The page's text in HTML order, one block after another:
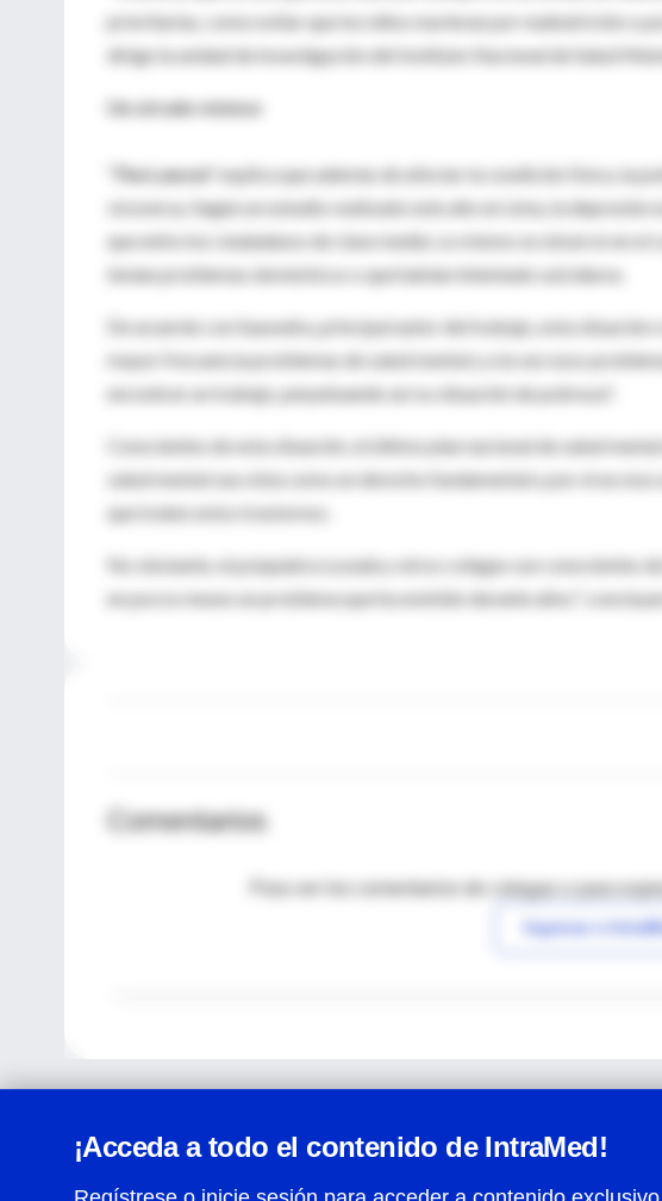
prioritarias, como evitar que los niños murieran por malnutrición o
dirige la unidad de investigación del Instituto Nacional de Salud
Un círculo vicioso
'The Lancet'
explica que además de afectar la condición física, la
viceversa. Según un estudio realizado este año en Lima, la
que entre los ciudadanos de clase media. Lo mismo se observó en el
tenían problemas domésticos o que habían intentado suicidarse.
De acuerdo con Saavedra, principal autor del trabajo, esta
mayor frecuencia problemas de salud mental y a la vez esos
encontrar un trabajo, perpetuando así su situación de pobreza".
Conscientes de esta situación, el último plan nacional de salud
salud mental sea vista como un derecho fundamental y por el
que traten estos trastornos.
No obstante, el psiquiatra Lozada y otros colegas son conscientes
en pocos meses un problema que ha existido durante años",
Comentarios
Para ver los comentarios de colegas o para
Ingresar a
¡Acceda a todo el contenido de IntraMed!